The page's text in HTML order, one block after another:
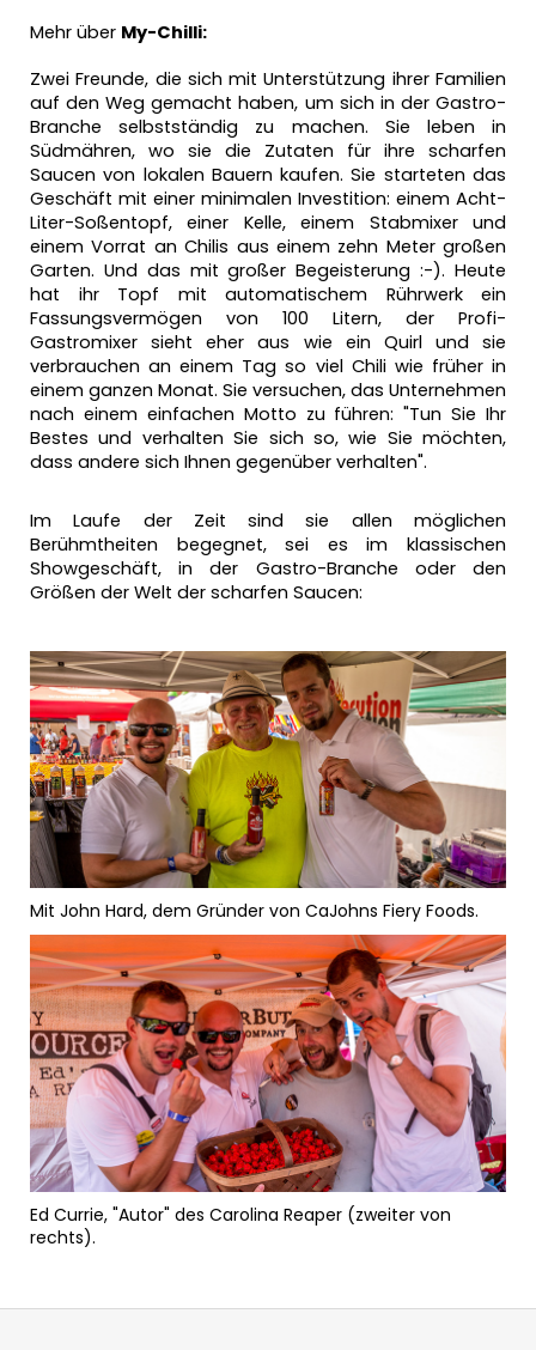
Mehr über My-Chilli:
Zwei Freunde, die sich mit Unterstützung ihrer Familien
auf den Weg gemacht haben, um sich in der Gastro-
Branche selbstständig zu machen. Sie leben in
Südmähren, wo sie die Zutaten für ihre scharfen
Saucen von lokalen Bauern kaufen. Sie starteten das
Geschäft mit einer minimalen Investition: einem Acht-
Liter-Soßentopf, einer Kelle, einem Stabmixer und
einem Vorrat an Chilis aus einem zehn Meter großen
Garten. Und das mit großer Begeisterung :-). Heute
hat ihr Topf mit automatischem Rührwerk ein
Fassungsvermögen von 100 Litern, der Profi-
Gastromixer sieht eher aus wie ein Quirl und sie
verbrauchen an einem Tag so viel Chili wie früher in
einem ganzen Monat. Sie versuchen, das Unternehmen
nach einem einfachen Motto zu führen: "Tun Sie Ihr
Bestes und verhalten Sie sich so, wie Sie möchten,
dass andere sich Ihnen gegenüber verhalten".
Im Laufe der Zeit sind sie allen möglichen
Berühmtheiten begegnet, sei es im klassischen
Showgeschäft, in der Gastro-Branche oder den
Größen der Welt der scharfen Saucen:
Mit John Hard, dem Gründer von CaJohns Fiery Foods.
Ed Currie, "Autor" des Carolina Reaper (zweiter von
rechts).
F